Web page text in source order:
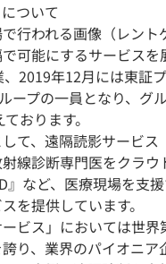
ついて
行われる画像（レント
可能にするサービスを
2019年12月には東証
ープの一員となり、グ
おります。
て、遠隔読影サービス
線診断専門医をクラウ
』など、医療現場を支
を提供しています。
ービス」においては世
り、業界のパイオニア